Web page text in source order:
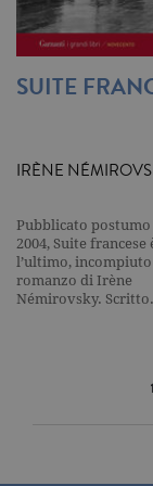
SUITE
IRÈNE
Pubblicato postumo
2004, Suite francese
l’ultimo, incompiuto
romanzo di Irène
Némirovsky.